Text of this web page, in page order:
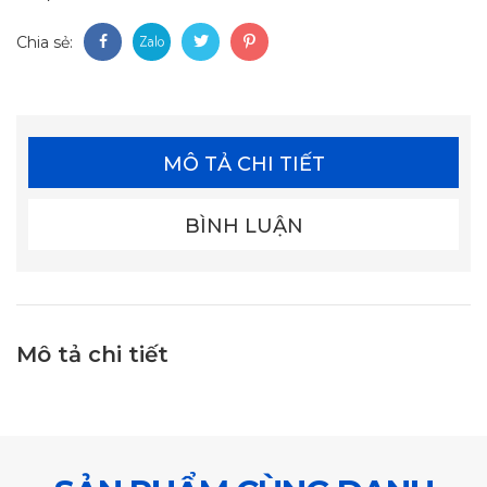
Chia sẻ:
MÔ TẢ CHI TIẾT
BÌNH LUẬN
Mô tả chi tiết